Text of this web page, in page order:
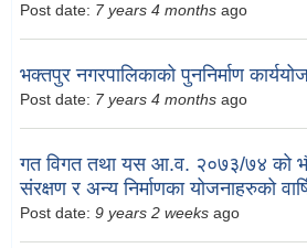
Post date: 7 years 4 months ago
भक्तपुर नगरपालिकाको पुननिर्माण
Post date: 7 years 4 months ago
गत विगत तथा यस आ.व. २०७३/७४ को
संरक्षण र अन्य निर्माणका योजनाहरुको
Post date: 9 years 2 weeks ago